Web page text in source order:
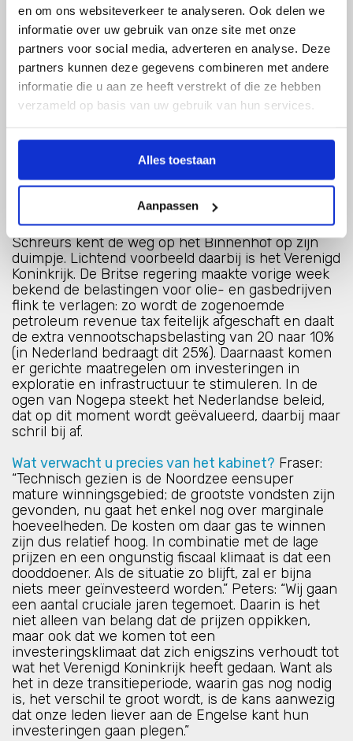
en om ons websiteverkeer te analyseren. Ook delen we
informatie over uw gebruik van onze site met onze
partners voor social media, adverteren en analyse. Deze
partners kunnen deze gegevens combineren met andere
informatie die u aan ze heeft verstrekt of die ze hebben
verzameld op basis van uw gebruik van hun services.
Alles toestaan
Aanpassen
omgevingsmanagement. Ook andere deelsectoren
uit de energiewereld doen hieraan mee. Wanneer
het platform wordt gelanceerd, is nog onbekend. •
Opstellen van een omgevingsgedragscode naar
analogie van de windsector. Nogepa wil dit jaar
“met een heleboel partijen” gaan praten om
hierover afspraken te maken. Dit project bevindt
zich nog in de voorbereidende fase. • Beter
een ervaren communicatiespecialist in huis
gehaald. Eerder was hij senior adviseur bij het
chemieorganisatie VNCI en laatstelijk
communicatiemanager bij het geplaagde Delta.
Schreurs kent de weg op het Binnenhof op zijn
duimpje. Lichtend voorbeeld daarbij is het Verenigd
Koninkrijk. De Britse regering maakte vorige week
bekend de belastingen voor olie- en gasbedrijven
flink te verlagen: zo wordt de zogenoemde
petroleum revenue tax feitelijk afgeschaft en daalt
de extra vennootschapsbelasting van 20 naar 10%
(in Nederland bedraagt dit 25%). Daarnaast komen
er gerichte maatregelen om investeringen in
exploratie en infrastructuur te stimuleren. In de
ogen van Nogepa steekt het Nederlandse beleid,
dat op dit moment wordt geëvalueerd, daarbij maar
schril bij af.
Wat verwacht u precies van het kabinet? Fraser:
“Technisch gezien is de Noordzee eensuper
mature winningsgebied; de grootste vondsten zijn
gevonden, nu gaat het enkel nog over marginale
hoeveelheden. De kosten om daar gas te winnen
zijn dus relatief hoog. In combinatie met de lage
prijzen en een ongunstig fiscaal klimaat is dat een
dooddoener. Als de situatie zo blijft, zal er bijna
niets meer geïnvesteerd worden.” Peters: “Wij gaan
een aantal cruciale jaren tegemoet. Daarin is het
niet alleen van belang dat de prijzen oppikken,
maar ook dat we komen tot een
investeringsklimaat dat zich enigszins verhoudt tot
wat het Verenigd Koninkrijk heeft gedaan. Want als
het in deze transitieperiode, waarin gas nog nodig
is, het verschil te groot wordt, is de kans aanwezig
dat onze leden liever aan de Engelse kant hun
investeringen gaan plegen.”